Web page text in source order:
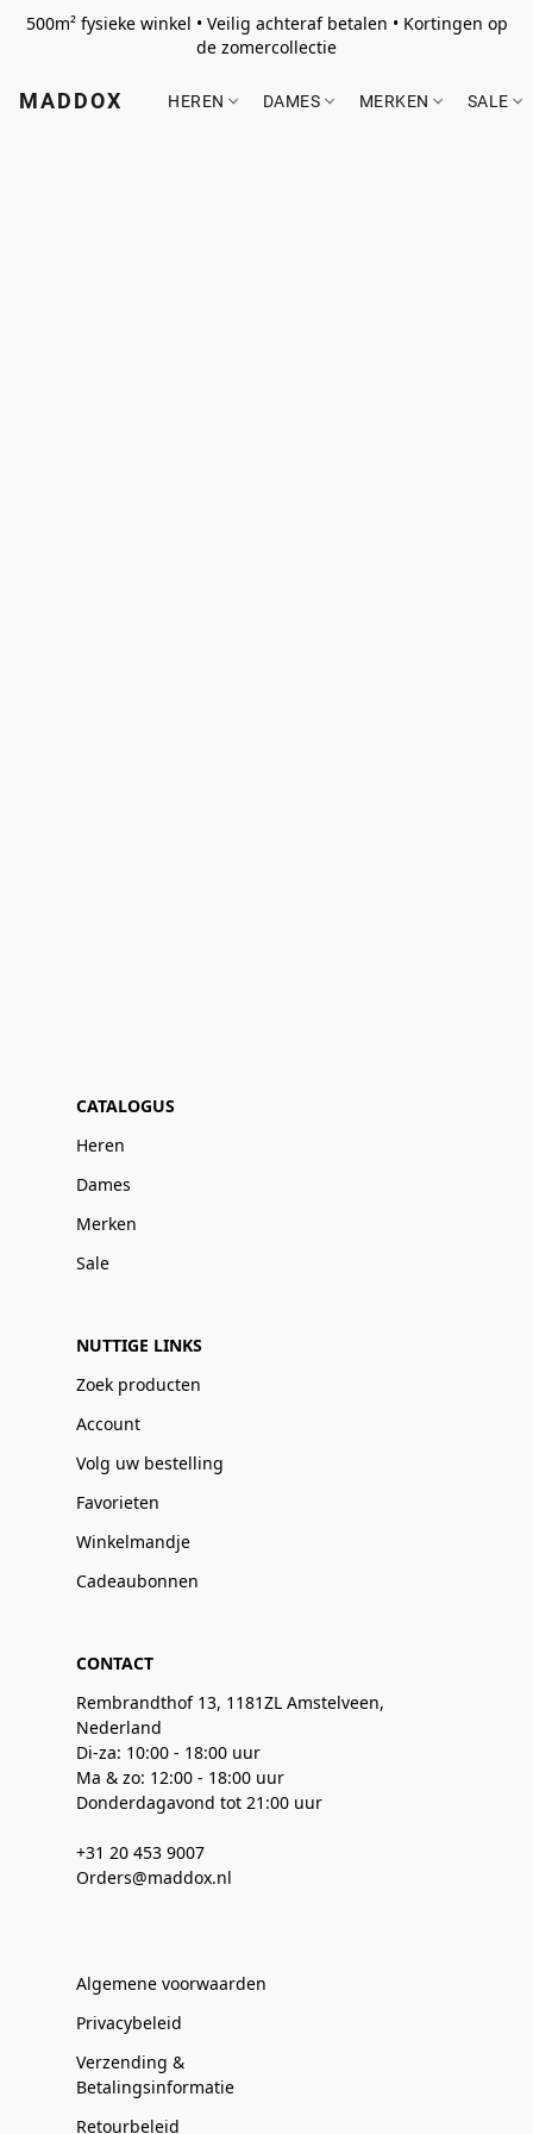
500m² fysieke winkel • Veilig achteraf betalen • Kortingen op
de zomercollectie
MADDOX HEREN DAMES MERKEN SALE
CATALOGUS
Heren
Dames
Merken
Sale
NUTTIGE LINKS
Zoek producten
Account
Volg uw bestelling
Favorieten
Winkelmandje
Cadeaubonnen
CONTACT
Rembrandthof 13, 1181ZL Amstelveen,
Nederland
Di-za: 10:00 - 18:00 uur
Ma & zo: 12:00 - 18:00 uur
Donderdagavond tot 21:00 uur
+31 20 453 9007
Orders@maddox.nl
Algemene voorwaarden
Privacybeleid
Verzending &
Betalingsinformatie
Retourbeleid